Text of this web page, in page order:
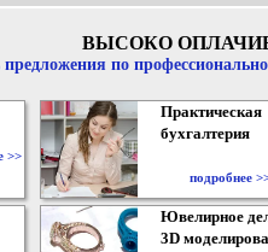
ВЫСОКО
по
>>
Практическая
бухгалтерия
подробнее
Ювелирное
3D